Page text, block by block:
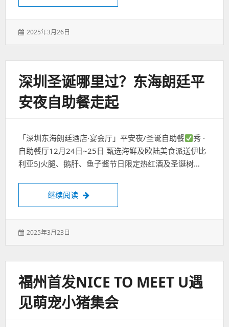
发
2025年3月26日
深圳圣诞哪里过？东海朗廷平
安夜自助餐走起
「深圳东海朗廷酒店·宴会厅」平安夜/圣诞自助餐
秀 ·
自助餐厅12月24日~25日 甄选海鲜及欧陆美食派送伊比
利亚5J火腿、鹅肝、鱼子酱节日限定热红酒及圣诞树…
继续阅读 深圳圣诞哪里过？东海朗廷平安夜自助餐走
发
2025年3月23日
福州首发NICE TO MEET U遇
见萌宠小猪集会